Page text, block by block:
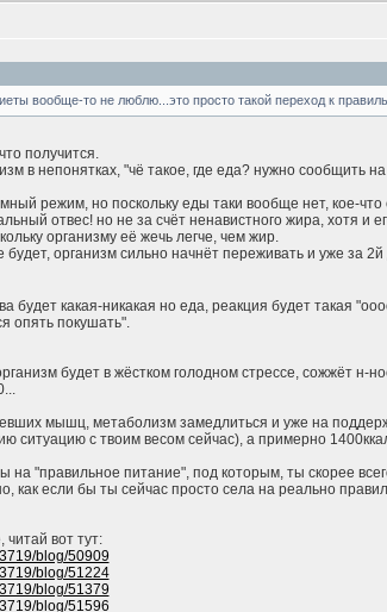
вообще-то не люблю...это просто такой переход к
получится.
в непонятках, "чё такое, где еда? нужно сообщить
режим, но поскольку еды таки вообще нет, кое-
отвес! но не за счёт ненавистного жира, хотя и
организму её жечь легче, чем жир.
будет, организм сильно начнёт переживать и уже за
будет какая-никакая но еда, реакция будет такая
опять покушать".
будет в жёстком голодном стрессе, сожжёт н-
мышц, метаболизм замедлиться и уже на
ситуацию с твоим весом сейчас), а примерно
на "правильное питание", под которым, ты скорее
как если бы ты сейчас просто села на реально
вот тут:
blog/50909
blog/51224
blog/51379
blog/51596